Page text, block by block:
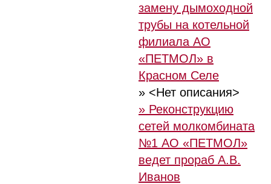
замену дымоходной
трубы на котельной
филиала АО
«ПЕТМОЛ» в
Красном Селе
» <Нет описания>
» Реконструкцию
сетей молкомбината
№1 АО «ПЕТМОЛ»
ведет прораб А.В.
Иванов